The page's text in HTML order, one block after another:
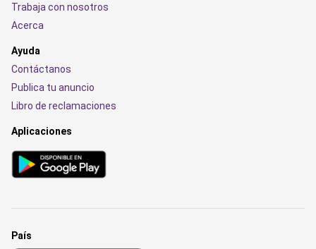
Trabaja con nosotros
Acerca
Ayuda
Contáctanos
Publica tu anuncio
Libro de reclamaciones
Aplicaciones
País